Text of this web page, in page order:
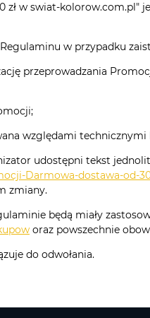
zł w swiat-kolorow.com.pl"
w przypadku
przeprowadzania
względami
udostępni tekst
Darmowa-dostawa-od-
zmiany.
będą miały
oraz powszechnie
do odwołania.